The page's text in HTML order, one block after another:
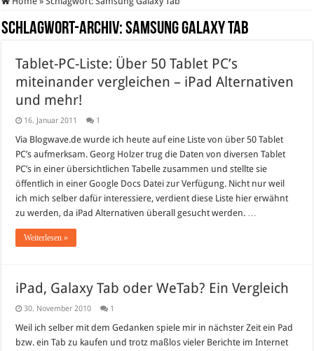
Schlagwort-Archiv:Samsung Galaxy Tab
Tablet-PC-Liste: Über 50 Tablet PC’s
miteinander vergleichen – iPad Alternativen
und mehr!
16. Januar 2011 1
Via Blogwave.de wurde ich heute auf eine Liste von über 50 Tablet
PC’s aufmerksam. Georg Holzer trug die Daten von diversen Tablet
PC’s in einer übersichtlichen Tabelle zusammen und stellte sie
öffentlich in einer Google Docs Datei zur Verfügung. Nicht nur weil
ich mich selber dafür interessiere, verdient diese Liste hier erwähnt
zu werden, da iPad Alternativen überall gesucht werden. …
Weiterlesen »
iPad, Galaxy Tab oder WeTab? Ein Vergleich
30. November 2010 1
Weil ich selber mit dem Gedanken spiele mir in nächster Zeit ein Pad
bzw. ein Tab zu kaufen und trotz maßlos vieler Berichte im Internet